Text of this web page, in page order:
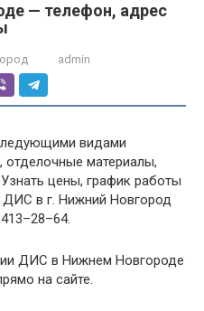
— телефон, адрес
admin
видами
отделочные материалы,
цены, график работы
ДИС в г. Нижний Новгород
ДИС в Нижнем Новгороде
на сайте.